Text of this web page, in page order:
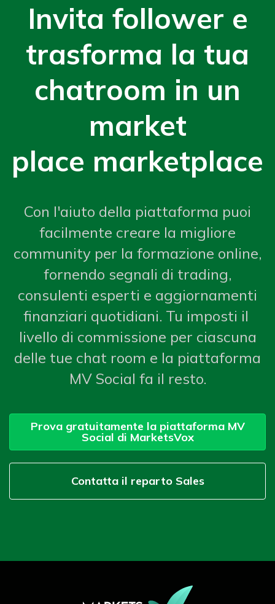
Invita follower e
trasforma la tua
chatroom in un
market
place marketplace
Con l'aiuto della piattaforma puoi
facilmente creare la migliore
community per la formazione online,
fornendo segnali di trading,
consulenti esperti e aggiornamenti
finanziari quotidiani. Tu imposti il ​​
livello di commissione per ciascuna
delle tue chat room e la piattaforma
MV Social fa il resto.
Prova gratuitamente la piattaforma MV
Social di MarketsVox
Contatta il reparto Sales